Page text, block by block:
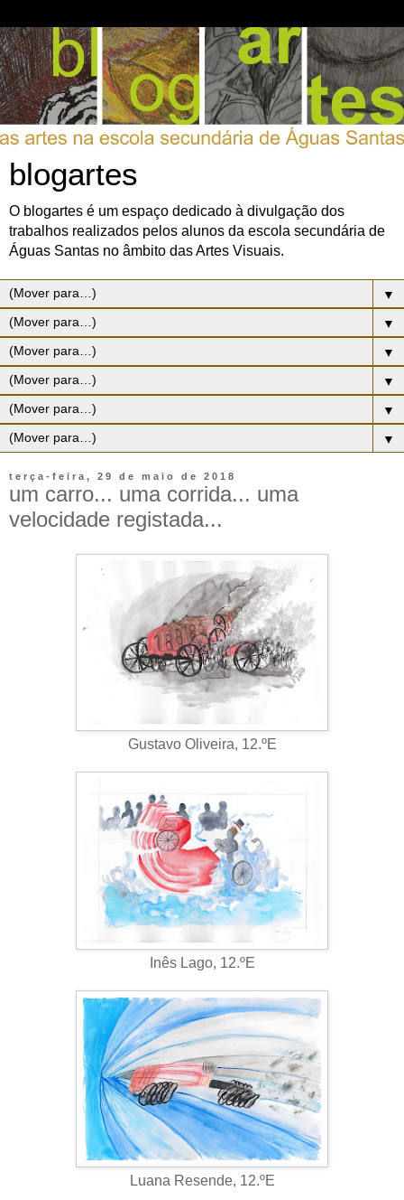
blogartes
O blogartes é um espaço dedicado à divulgação dos
trabalhos realizados pelos alunos da escola secundária de
Águas Santas no âmbito das Artes Visuais.
▼
▼
▼
▼
▼
▼
terça-feira, 29 de maio de 2018
um carro... uma corrida... uma
velocidade registada...
Gustavo Oliveira, 12.ºE
Inês Lago, 12.ºE
Luana Resende, 12.ºE